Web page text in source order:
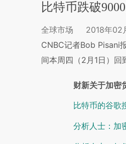
比特币跌破
全球市场
2018年02
CNBC记者Bob Pisani
间本周四（2月1日）回
财新关于加密
比特币的谷歌
分析人士：加